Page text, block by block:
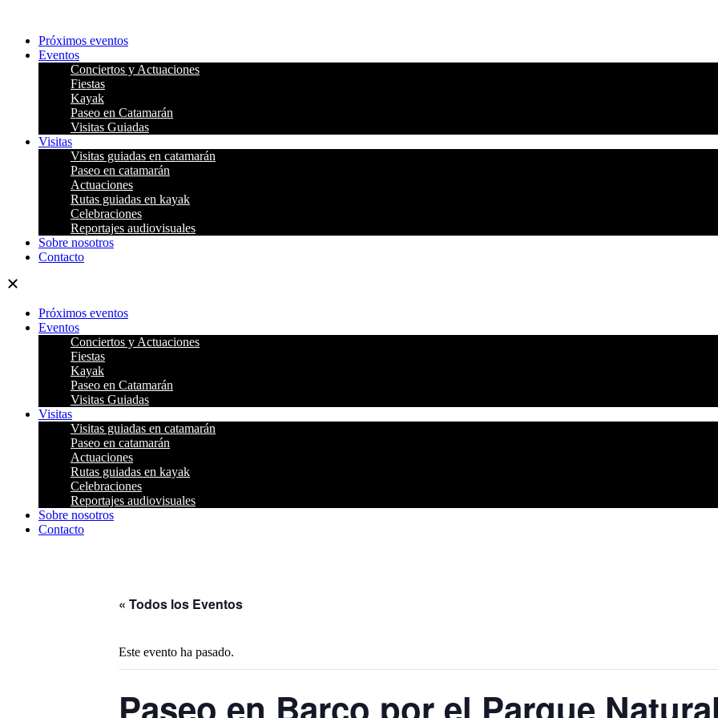
contenidoPróximos eventos
Eventos
Conciertos y Actuaciones
Fiestas
Kayak
Paseo en Catamarán
Visitas Guiadas
Visitas
Visitas guiadas en catamarán
Paseo en catamarán
Actuaciones
Rutas guiadas en kayak
Celebraciones
Reportajes audiovisuales
Sobre nosotros
Contacto
Próximos eventos
Eventos
Conciertos y Actuaciones
Fiestas
Kayak
Paseo en Catamarán
Visitas Guiadas
Visitas
Visitas guiadas en catamarán
Paseo en catamarán
Actuaciones
Rutas guiadas en kayak
Celebraciones
Reportajes audiovisuales
Sobre nosotros
Contacto
« Todos los Eventos
Este evento ha pasado.
Paseo en Barco por el Parque